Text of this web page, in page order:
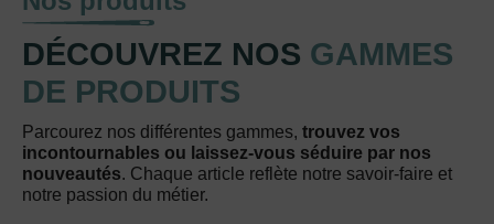
DÉCOUVREZ NOS GAMMES
DE PRODUITS
Parcourez nos différentes gammes, trouvez vos
incontournables ou laissez-vous séduire par nos
nouveautés. Chaque article reflète notre savoir-faire et
notre passion du métier.